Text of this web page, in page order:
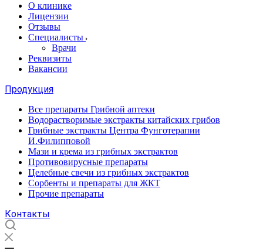
О клинике
Лицензии
Отзывы
Специалисты
Врачи
Реквизиты
Вакансии
Продукция
Все препараты Грибной аптеки
Водорастворимые экстракты китайских грибов
Грибные экстракты Центра Фунготерапии
И.Филипповой
Мази и крема из грибных экстрактов
Противовирусные препараты
Целебные свечи из грибных экстрактов
Сорбенты и препараты для ЖКТ
Прочие препараты
Контакты